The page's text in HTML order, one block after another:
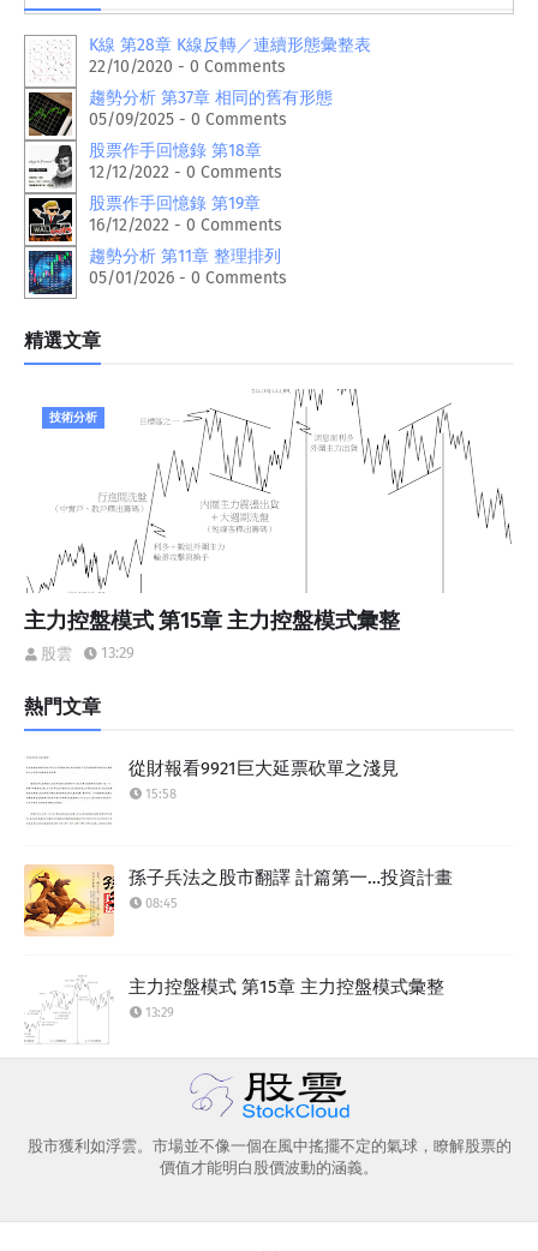
K線 第28章 K線反轉／連續形態彙整表
22/10/2020 - 0 Comments
趨勢分析 第37章 相同的舊有形態
05/09/2025 - 0 Comments
股票作手回憶錄 第18章
12/12/2022 - 0 Comments
股票作手回憶錄 第19章
16/12/2022 - 0 Comments
趨勢分析 第11章 整理排列
05/01/2026 - 0 Comments
精選文章
技術分析
主力控盤模式 第15章 主力控盤模式彙整
股雲 13:29
熱門文章
從財報看9921巨大延票砍單之淺見
15:58
孫子兵法之股市翻譯 計篇第一…投資計畫
08:45
主力控盤模式 第15章 主力控盤模式彙整
13:29
股市獲利如浮雲。市場並不像一個在風中搖擺不定的氣球，瞭解股票的
價值才能明白股價波動的涵義。